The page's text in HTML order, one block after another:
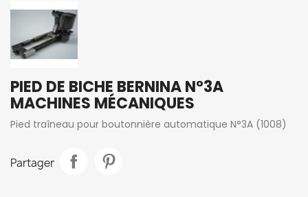
PIED DE BICHE BERNINA N°3A
MACHINES MÉCANIQUES
Pied traîneau pour boutonnière automatique N°3A (1008)
Partager